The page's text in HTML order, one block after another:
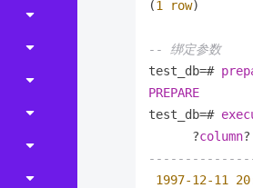
(1 row)
-- 绑定参数
test_db=#
PREPARE
test_db=#
      ?
column
1997-12-11 20